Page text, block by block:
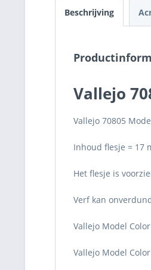
Beschrijving
Vallejo
Vallejo 70805
Inhoud flesje = 17
Het flesje is
Verf kan
Vallejo Model
Vallejo Model